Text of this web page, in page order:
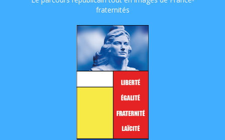
fraternités